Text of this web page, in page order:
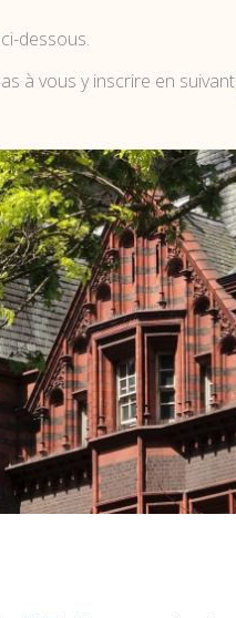
dessous.
à vous y inscrire en suivant